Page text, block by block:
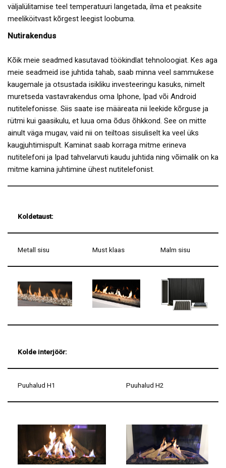
väljalülitamise teel temperatuuri langetada, ilma et peaksite
meeliköitvast kõrgest leegist loobuma.
Nutirakendus
Kõik meie seadmed kasutavad töökindlat tehnoloogiat. Kes aga
meie seadmeid ise juhtida tahab, saab minna veel sammukese
kaugemale ja otsustada isikliku investeeringu kasuks, nimelt
muretseda vastavrakendus oma Iphone, Ipad või Android
nutitelefonisse. Siis saate ise määreata nii leekide kõrguse ja
rütmi kui gaasikulu, et luua oma õdus õhkkond. See on mitte
ainult väga mugav, vaid nii on teiltoas sisuliselt ka veel üks
kaugjuhtimispult. Kaminat saab korraga mitme erineva
nutitelefoni ja Ipad tahvelarvuti kaudu juhtida ning võimalik on ka
mitme kamina juhtimine ühest nutitelefonist.
Koldetaust:
Metall sisu Must klaas Malm sisu
Kolde interjöör:
Puuhalud H1 Puuhalud H2